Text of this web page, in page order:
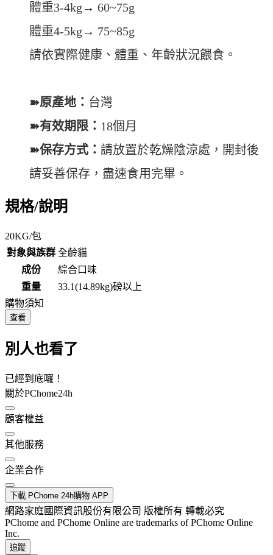
體重3-4kg→ 60~75g
體重4-5kg→ 75~85g
請依實際健康、體重、年齡狀況餵食。
➽原產地： 台灣
➽有效期限： 18個月
➽保存方式： 請放置於乾燥陰涼處，開封後
請妥善保存，盡速食用完畢。
規格/說明
20KG/包
對象與族群 全齡貓
成份
綜合口味
重量
33.1(14.89kg)磅以上
購物須知
查看
別人也看了
已經到底囉！
關於PChome24h
顧客權益
其他服務
企業合作
下載 PChome 24h購物 APP
網路家庭國際資訊股份有限公司 版權所有 轉載必究
PChome and PChome Online are trademarks of PChome Online
Inc.
追蹤